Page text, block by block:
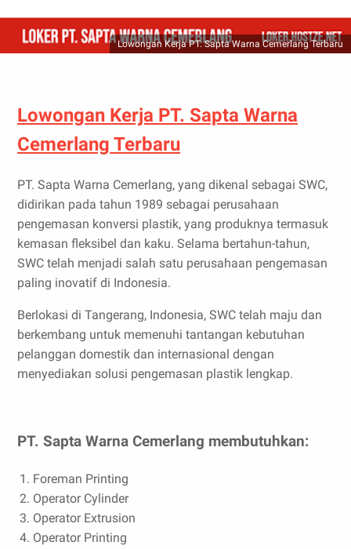
Lowongan Kerja PT. Sapta Warna Cemerlang Terbaru
Lowongan Kerja PT. Sapta Warna
Cemerlang Terbaru
PT. Sapta Warna Cemerlang, yang dikenal sebagai SWC,
didirikan pada tahun 1989 sebagai perusahaan
pengemasan konversi plastik, yang produknya termasuk
kemasan fleksibel dan kaku. Selama bertahun-tahun,
SWC telah menjadi salah satu perusahaan pengemasan
paling inovatif di Indonesia.
Berlokasi di Tangerang, Indonesia, SWC telah maju dan
berkembang untuk memenuhi tantangan kebutuhan
pelanggan domestik dan internasional dengan
menyediakan solusi pengemasan plastik lengkap.
PT. Sapta Warna Cemerlang membutuhkan:
Foreman Printing
Operator Cylinder
Operator Extrusion
Operator Printing